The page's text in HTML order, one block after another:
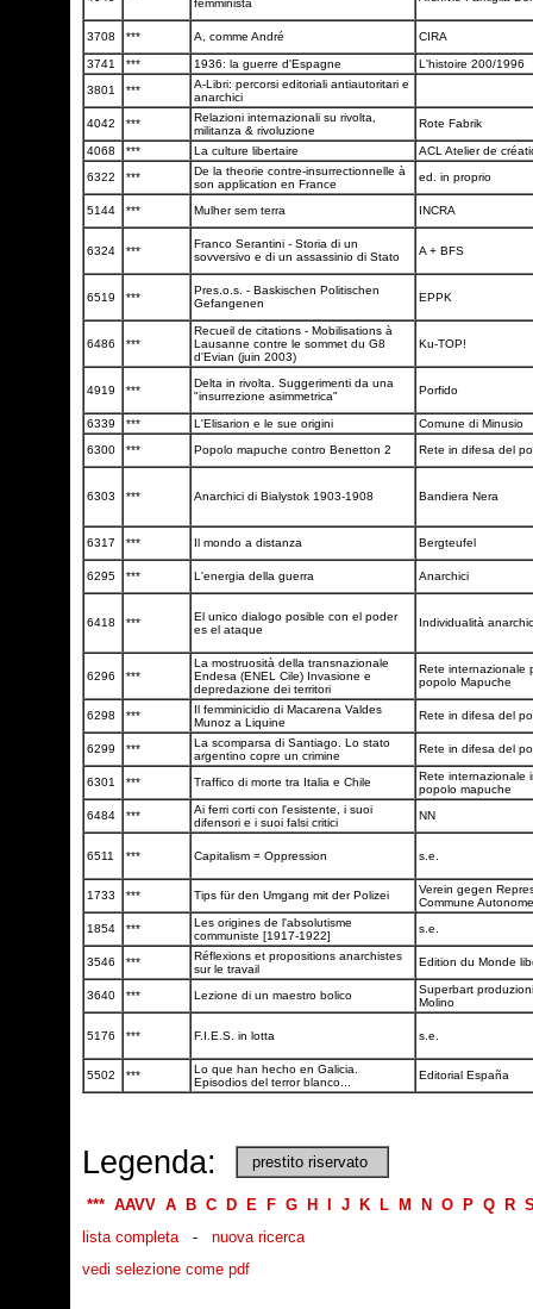
femminista
3708 *** A, comme André CIRA
3741 *** 1936: la guerre d'Espagne
L'histoire 200/1996
3801
***
A-Libri: percorsi editoriali antiautoritari e
anarchici
4042
***
Relazioni internazionali su rivolta,
militanza & rivoluzione
Rote Fabrik
4068 *** La culture libertaire
ACL Atelier de
6322
***
De la theorie contre-insurrectionnelle à
son application en France
ed. in proprio
5144 *** Mulher sem terra INCRA
6324 ***
Franco Serantini - Storia di un
sovversivo e di un assassinio di Stato
A + BFS
6519 ***
Pres.o.s. - Baskischen Politischen
Gefangenen
EPPK
6486 ***
Recueil de citations - Mobilisations à
Lausanne contre le sommet du G8
d'Evian (juin 2003)
Ku-TOP!
4919 ***
Delta in rivolta. Suggerimenti da una
"insurrezione asimmetrica"
Porfido
6339 *** L'Elisarion e le sue origini
Comune di Minusio
6300
*** Popolo mapuche contro Benetton 2 Rete in difesa del
6303 *** Anarchici di Bialystok 1903-1908 Bandiera Nera
6317 *** Il mondo a distanza Bergteufel
6295 *** L'energia della guerra Anarchici
6418 ***
El unico dialogo posible con el poder
es el ataque
Individualità
6296 ***
La mostruosità della transnazionale
Endesa (ENEL Cile) Invasione e
depredazione dei territori
Rete internazionale
popolo Mapuche
6298 ***
Il femminicidio di Macarena Valdes
Munoz a Liquine
Rete in difesa del
6299 ***
La scomparsa di Santiago. Lo stato
argentino copre un crimine
Rete in difesa del
6301 *** Traffico di morte tra Italia e Chile
Rete internazionale
popolo mapuche
6484
***
Ai ferri corti con l'esistente, i suoi
difensori e i suoi falsi critici
NN
6511 *** Capitalism = Oppression s.e.
1733 *** Tips für den Umgang mit der Polizei
Verein gegen
Commune
1854
***
Les origines de l'absolutisme
communiste [1917-1922]
s.e.
3546 ***
Réflexions et propositions anarchistes
sur le travail
Edition du Monde
3640 *** Lezione di un maestro bolico
Superbart
Molino
5176 *** F.I.E.S. in lotta s.e.
5502 ***
Lo que han hecho en Galicia.
Episodios del terror blanco...
Editorial España
Legenda: prestito riservato
*** AAVV A B C D E F G H J K L M N O P Q R
lista completa- nuova ricerca
vedi selezione come pdf